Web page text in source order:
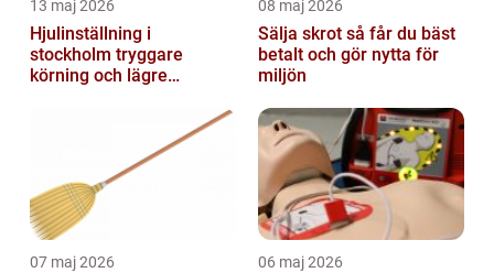
13 maj 2026
Hjulinställning i
stockholm tryggare
körning och lägre
08 maj 2026
Sälja skrot så får du bäst
betalt och gör nytta för
miljön
07 maj 2026 06 maj 2026